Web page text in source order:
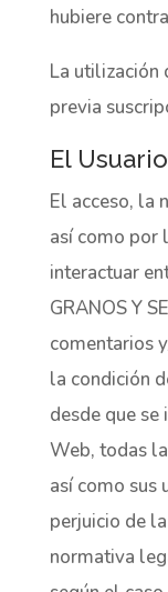
hubiere
La utilización
previa
El Usuario
El acceso, la
así como por
interactuar
GRANOS Y
comentarios
la condición
desde que
Web, todas
así como sus
perjuicio de
normativa